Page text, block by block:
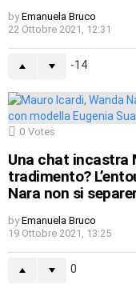
by Emanuela Bruco
22 Ottobre 2021, 12:31
-14
0 Votes
Una chat incastra
tradimento?
Nara non si
by Emanuela Bruco
19 Ottobre 2021, 13:25
0